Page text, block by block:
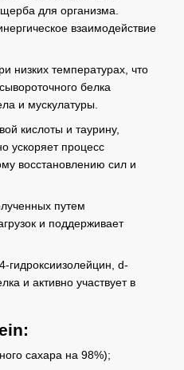
для организма.
взаимодействие
низких температурах, что
белка
и мускулатуры.
кислоты и таурину,
ускоряет процесс
восстановлению сил и
путем
и поддерживает
гидроксиизолейцин, d-
и активно участвует в
сахара на 98%);